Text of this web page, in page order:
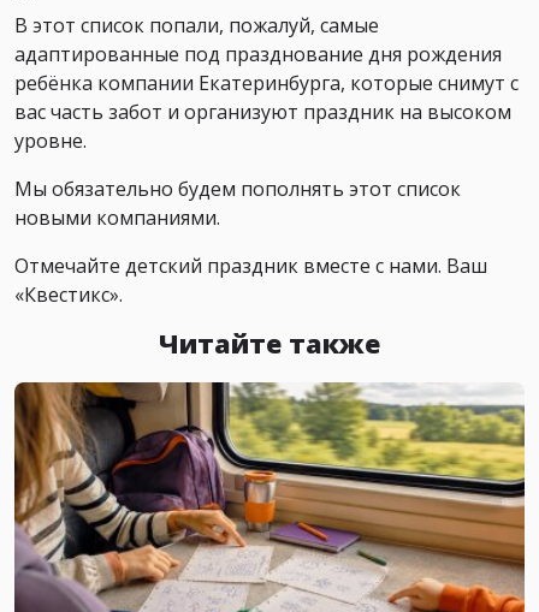
В этот список попали, пожалуй, самые
адаптированные под празднование дня рождения
ребёнка компании Екатеринбурга, которые снимут с
вас часть забот и организуют праздник на высоком
уровне.
Мы обязательно будем пополнять этот список
новыми компаниями.
Отмечайте детский праздник вместе с нами. Ваш
«Квестикс».
Читайте также